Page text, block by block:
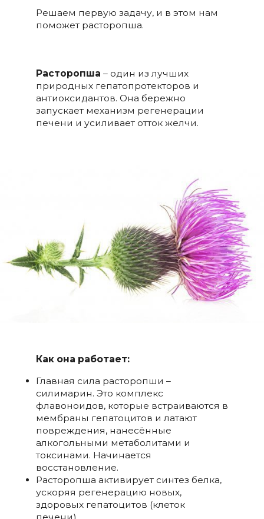
Решаем первую задачу, и в этом нам
поможет расторопша.
Расторопша – один из лучших
природных гепатопротекторов и
антиоксидантов. Она бережно
запускает механизм регенерации
печени и усиливает отток желчи.
Как она работает:
Главная сила расторопши –
силимарин. Это комплекс
флавоноидов, которые встраиваются в
мембраны гепатоцитов и латают
повреждения, нанесённые
алкогольными метаболитами и
токсинами. Начинается
восстановление.
Расторопша активирует синтез белка,
ускоряя регенерацию новых,
здоровых гепатоцитов (клеток